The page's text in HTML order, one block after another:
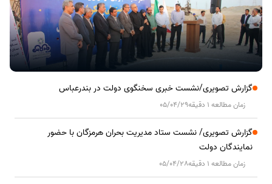
گزارش تصویری/نشست خبری سخنگوی دولت در بندرعباس
زمان مطالعه 1 دقیقه 05/04/29
گزارش تصویری/ نشست ستاد مدیریت بحران هرمزگان با حضور
نمایندگان دولت
زمان مطالعه 1 دقیقه 05/04/28